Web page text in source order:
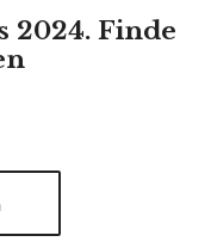
2024. Finde